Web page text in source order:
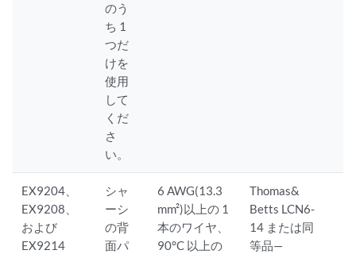
のう
ち 1
つだ
けを
使用
して
くだ
さ
い。
EX9204、
EX9208、
および
EX9214
シャ
ーシ
の背
面パ
6 AWG(13.3
mm²)以上の 1
本のワイヤ、
90°C 以上の
Thomas&
Betts LCN6-
14 または同
等品—